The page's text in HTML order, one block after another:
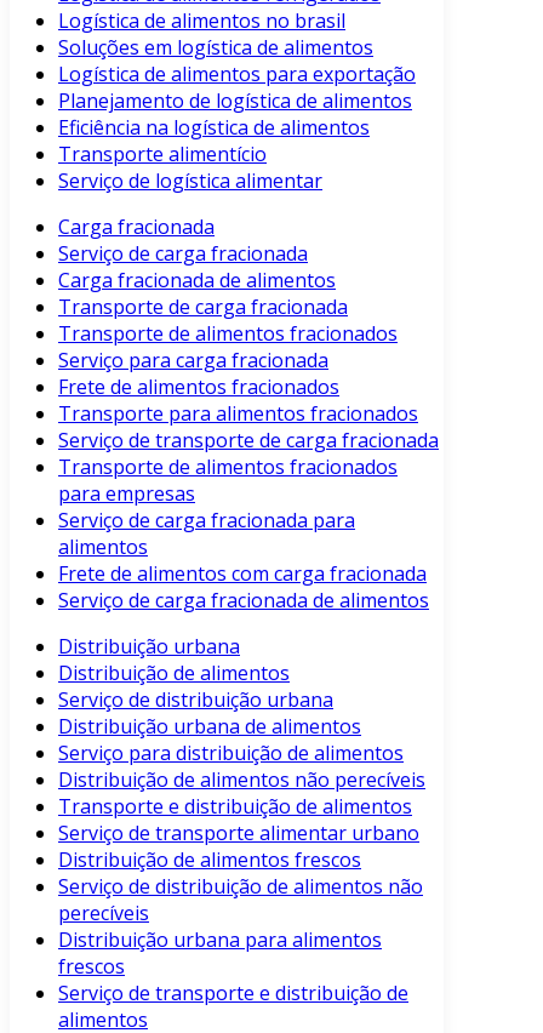
Logística de alimentos no brasil
Soluções em logística de alimentos
Logística de alimentos para exportação
Planejamento de logística de alimentos
Eficiência na logística de alimentos
Transporte alimentício
Serviço de logística alimentar
Carga fracionada
Serviço de carga fracionada
Carga fracionada de alimentos
Transporte de carga fracionada
Transporte de alimentos fracionados
Serviço para carga fracionada
Frete de alimentos fracionados
Transporte para alimentos fracionados
Serviço de transporte de carga fracionada
Transporte de alimentos fracionados
para empresas
Serviço de carga fracionada para
alimentos
Frete de alimentos com carga fracionada
Serviço de carga fracionada de alimentos
Distribuição urbana
Distribuição de alimentos
Serviço de distribuição urbana
Distribuição urbana de alimentos
Serviço para distribuição de alimentos
Distribuição de alimentos não perecíveis
Transporte e distribuição de alimentos
Serviço de transporte alimentar urbano
Distribuição de alimentos frescos
Serviço de distribuição de alimentos não
perecíveis
Distribuição urbana para alimentos
frescos
Serviço de transporte e distribuição de
alimentos